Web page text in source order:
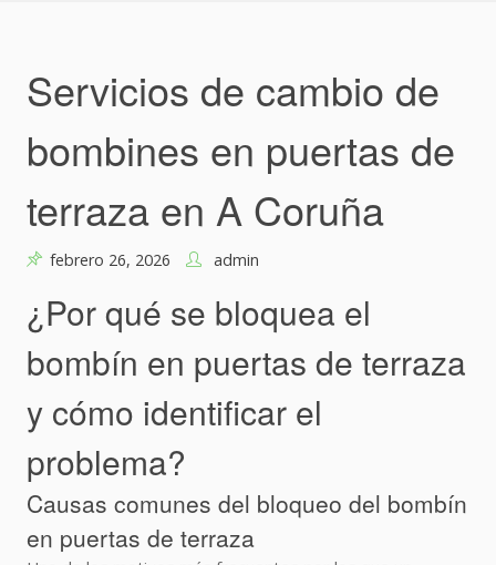
Servicios de cambio de
bombines en puertas de
terraza en A Coruña
febrero 26, 2026 admin
¿Por qué se bloquea el
bombín en puertas de terraza
y cómo identificar el
problema?
Causas comunes del bloqueo del bombín
en puertas de terraza